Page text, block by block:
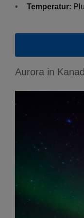
Temperatur:
Aurora in